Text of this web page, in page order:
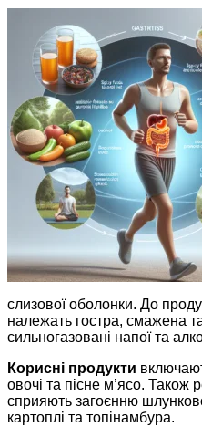
слизової оболонки. До
належать гостра, смажена
сильногазовані напої та
Корисні продукти
овочі та пісне м’ясо. Також
сприяють загоєнню
картоплі та топінамбура.